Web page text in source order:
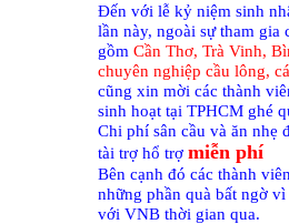
Đến với lễ kỷ niệm sinh
lần này, ngoài sự tham gia
gồm Cần Thơ, Trà Vinh,
chuyên nghiệp cầu lông,
cũng xin mời các thành
sinh hoạt tại TPHCM ghé
Chi phí sân cầu và ăn nhẹ
tài trợ hổ trợ miễn phí
Bên cạnh đó các thành
những phần quà bất ngờ
với VNB thời gian qua.